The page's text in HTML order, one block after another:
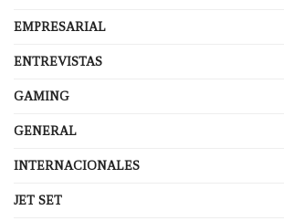
EMPRESARIAL
ENTREVISTAS
GAMING
GENERAL
INTERNACIONALES
JET SET